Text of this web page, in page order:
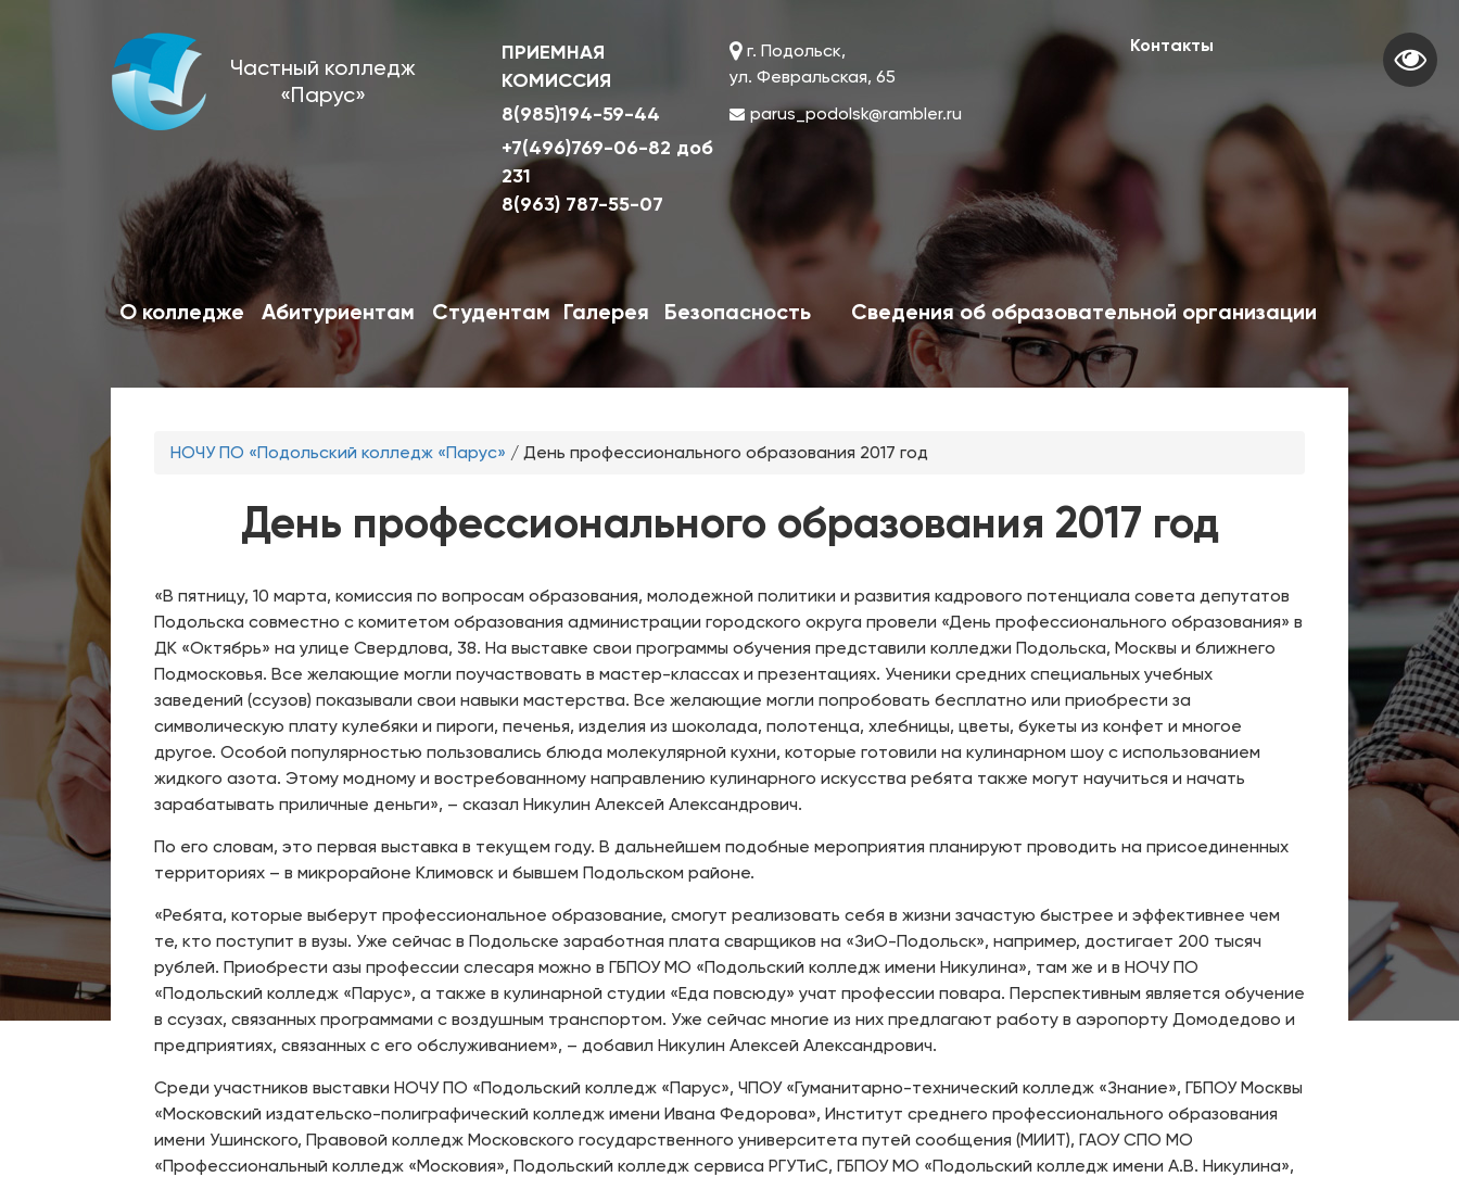
Частный колледж
«Парус»
ПРИЕМНАЯ
КОМИССИЯ
8(985)194-59-44
+7(496)769-06-82 доб
231
8(963) 787-55-07
г. Подольск,
ул. Февральская, 65
parus_podolsk@rambler.ru
Контакты
О колледже Абитуриентам Студентам Галерея Безопасность Сведения об образовательной организации
Вы
НОЧУ ПО «Подольский колледж «Парус» / День профессионального образования 2017 год
День профессионального образования 2017 год
«В пятницу, 10 марта, комиссия по вопросам образования, молодежной политики и развития кадрового потенциала совета депутатов
Подольска совместно с комитетом образования администрации городского округа провели «День профессионального образования» в
ДК «Октябрь» на улице Свердлова, 38. На выставке свои программы обучения представили колледжи Подольска, Москвы и ближнего
Подмосковья. Все желающие могли поучаствовать в мастер-классах и презентациях. Ученики средних специальных учебных
заведений (ссузов) показывали свои навыки мастерства. Все желающие могли попробовать бесплатно или приобрести за
символическую плату кулебяки и пироги, печенья, изделия из шоколада, полотенца, хлебницы, цветы, букеты из конфет и многое
другое. Особой популярностью пользовались блюда молекулярной кухни, которые готовили на кулинарном шоу с использованием
жидкого азота. Этому модному и востребованному направлению кулинарного искусства ребята также могут научиться и начать
зарабатывать приличные деньги», – сказал Никулин Алексей Александрович.
По его словам, это первая выставка в текущем году. В дальнейшем подобные мероприятия планируют проводить на присоединенных
территориях – в микрорайоне Климовск и бывшем Подольском районе.
«Ребята, которые выберут профессиональное образование, смогут реализовать себя в жизни зачастую быстрее и эффективнее чем
те, кто поступит в вузы. Уже сейчас в Подольске заработная плата сварщиков на «ЗиО-Подольск», например, достигает 200 тысяч
рублей. Приобрести азы профессии слесаря можно в ГБПОУ МО «Подольский колледж имени Никулина», там же и в НОЧУ ПО
«Подольский колледж «Парус», а также в кулинарной студии «Еда повсюду» учат профессии повара. Перспективным является обучение
в ссузах, связанных программами с воздушным транспортом. Уже сейчас многие из них предлагают работу в аэропорту Домодедово и
предприятиях, связанных с его обслуживанием», – добавил Никулин Алексей Александрович.
Среди участников выставки НОЧУ ПО «Подольский колледж «Парус», ЧПОУ «Гуманитарно-технический колледж «Знание», ГБПОУ Москвы
«Московский издательско-полиграфический колледж имени Ивана Федорова», Институт среднего профессионального образования
имени Ушинского, Правовой колледж Московского государственного университета путей сообщения (МИИТ), ГАОУ СПО МО
«Профессиональный колледж «Московия», Подольский колледж сервиса РГУТиС, ГБПОУ МО «Подольский колледж имени А.В. Никулина»,